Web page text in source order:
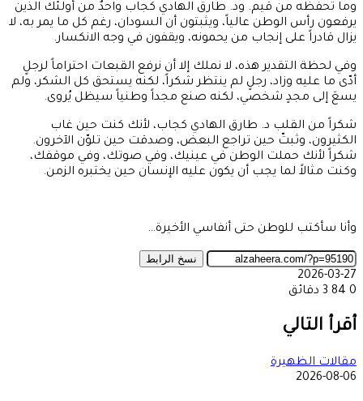
وما تحفظه من قيم. ود. طارق الهادي كجاب واحدٌ من أولئك الذين
يرفعون رأس الوطن عالياً، ويثبتون أن السودان، رغم كل ما يمر به، لا
يزال قادراً على إنجاب من يحمونه، ويقفون في وجه الانكسار.
وفي لحظة التقدير هذه، لا نملك إلا أن نرفع القبعات احتراماً لرجلٍ
أدّى ما عليه وزاد، رجلٍ لم ينتظر شكراً، لكنه يستحق كل الشكر، ولم
يسعَ إلى مجدٍ شخصي، لكنه صنع مجداً وطنياً سيظل يُروى.
شكراً من القلب د. طارق الهادي كجاب، لأنك كنت حين غاب
الكثيرون، وثبتّ حين تراجع البعض، وصدقت حين تلوّن الآخرون.
شكراً لأنك حملت الوطن في عينيك، وفي صوتك، وفي موقفك،
وكنت مثالاً لما يجب أن يكون عليه الإنسان حين يختبره الزمن.
وأنا سأكتب للوطن حتى أنفاسي الأخيرة…
نسخ الرابط
2026-03-27
0
3 دقائق
عبر
البريد
أقرأ التالي
مقالات الظهيرة
2026-08-06